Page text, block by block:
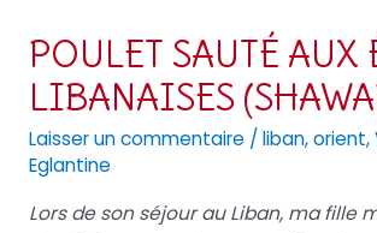
POULET SAUTÉ AUX
LIBANAISES
Laisser un commentaire /liban,orient,
Eglantine
Lors de son séjour au Liban, ma fille